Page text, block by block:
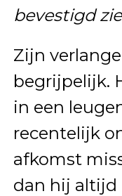
bevestigd
Zijn
begrijpelijk.
in een
recentelijk
afkomst
dan hij altijd